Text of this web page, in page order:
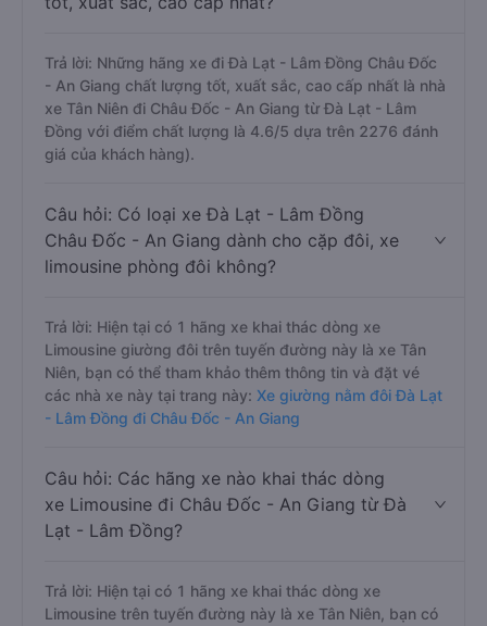
Trả lời: Những hãng xe đi Đà Lạt - Lâm Đồng Châu Đốc
- An Giang chất lượng tốt, xuất sắc, cao cấp nhất là nhà
xe Tân Niên đi Châu Đốc - An Giang từ Đà Lạt - Lâm
Đồng với điểm chất lượng là 4.6/5 dựa trên 2276 đánh
giá của khách hàng).
Câu hỏi: Có loại xe Đà Lạt - Lâm Đồng
Châu Đốc - An Giang dành cho cặp đôi, xe
limousine phòng đôi không?
Trả lời: Hiện tại có 1 hãng xe khai thác dòng xe
Limousine giường đôi trên tuyến đường này là xe Tân
Niên, bạn có thể tham khảo thêm thông tin và đặt vé
các nhà xe này tại trang này: Xe giường nằm đôi Đà Lạt
- Lâm Đồng đi Châu Đốc - An Giang
Câu hỏi: Các hãng xe nào khai thác dòng
xe Limousine đi Châu Đốc - An Giang từ Đà
Lạt - Lâm Đồng?
Trả lời: Hiện tại có 1 hãng xe khai thác dòng xe
Limousine trên tuyến đường này là xe Tân Niên, bạn có